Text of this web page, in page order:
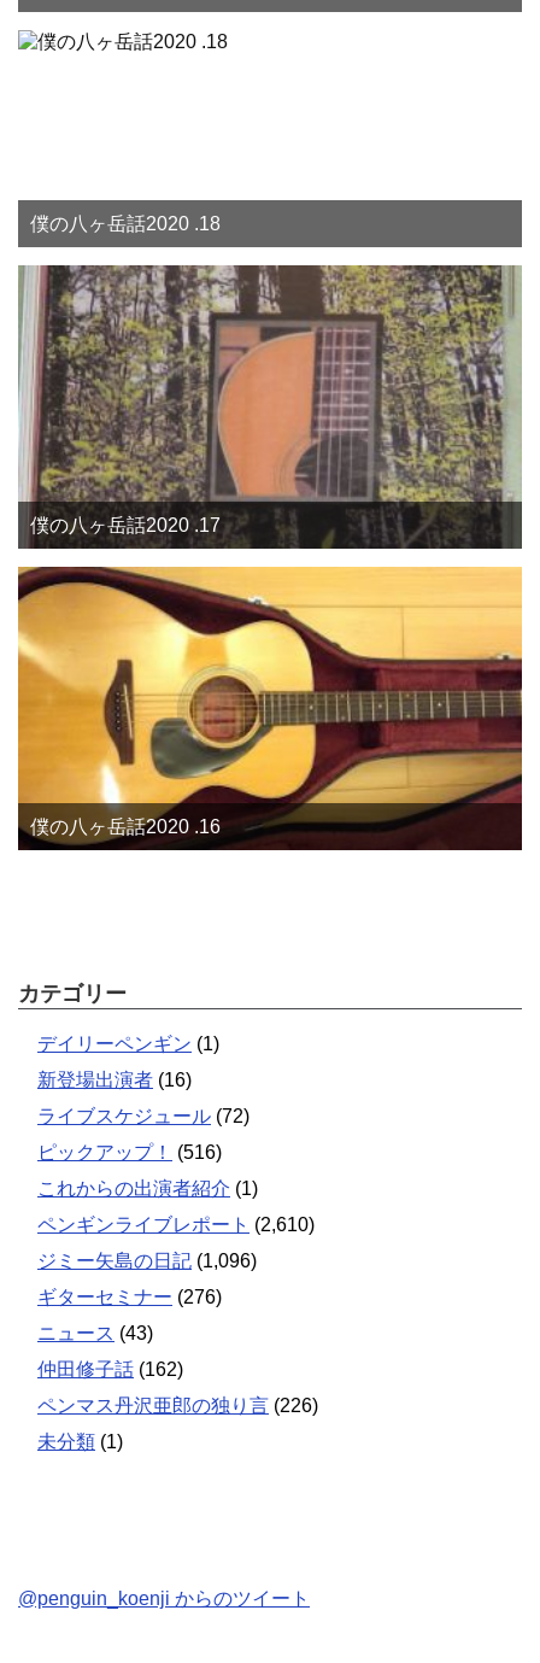
僕の八ヶ岳話2020 .18
僕の八ヶ岳話2020 .17
僕の八ヶ岳話2020 .16
カテゴリー
デイリーペンギン (1)
新登場出演者 (16)
ライブスケジュール (72)
ピックアップ！
(516)
これからの出演者紹介 (1)
ペンギンライブレポート (2,610)
ジミー矢島の日記 (1,096)
ギターセミナー (276)
ニュース (43)
仲田修子話 (162)
ペンマス丹沢亜郎の独り言 (226)
未分類 (1)
@penguin_koenji からのツイート